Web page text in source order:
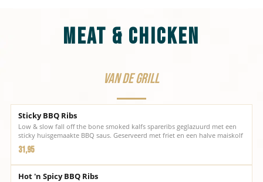
Meat & Chicken
Van de grill
Sticky BBQ Ribs
Low & slow fall off the bone smoked kalfs spareribs geglazuurd met een
sticky huisgemaakte BBQ saus. Geserveerd met friet en een halve maiskolf
31,95
Hot 'n Spicy BBQ Ribs